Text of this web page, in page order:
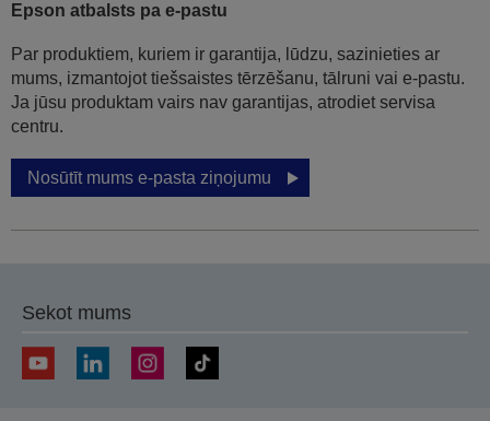
Epson atbalsts pa e-pastu
Par produktiem, kuriem ir garantija, lūdzu, sazinieties ar
mums, izmantojot tiešsaistes tērzēšanu, tālruni vai e-pastu.
Ja jūsu produktam vairs nav garantijas, atrodiet servisa
centru.
Nosūtīt mums e-pasta ziņojumu
Sekot mums